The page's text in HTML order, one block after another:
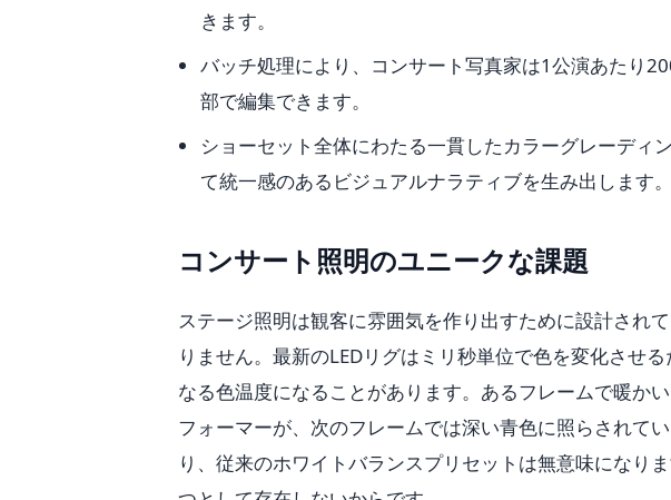
きます。
バッチ処理により、コンサート写真家は1公演あたり
部で編集できます。
ショーセット全体にわたる一貫したカラーグレーディ
て統一感のあるビジュアルナラティブを生み出します。
コンサート照明のユニークな課題
ステージ照明は観客に雰囲気を作り出すために設計され
りません。最新のLEDリグはミリ秒単位で色を変化させ
なる色温度になることがあります。あるフレームで暖か
フォーマーが、次のフレームでは深い青色に照らされて
り、従来のホワイトバランスプリセットは無意味になり